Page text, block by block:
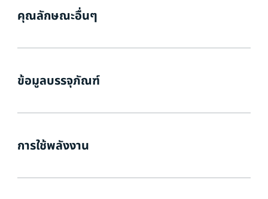
คุณลักษณะอื่นๆ
ข้อมูลบรรจุภัณฑ์
การใช้พลังงาน